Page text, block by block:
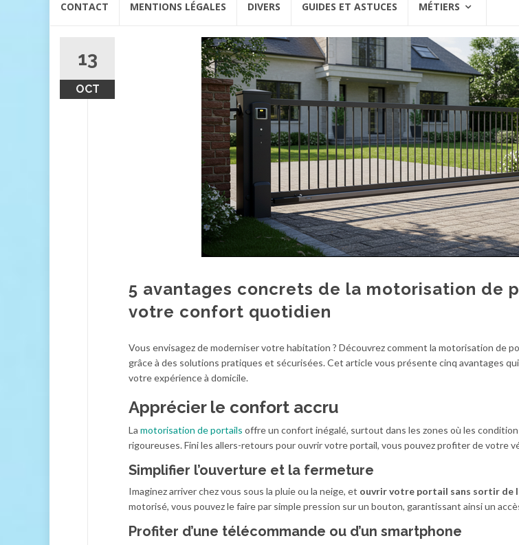
CONTACT MENTIONS LÉGALES DIVERS GUIDES ET ASTUCES MÉTIERS
13
OCT
5 avantages concrets de la motorisation de
votre confort quotidien
Vous envisagez de moderniser votre habitation ? Découvrez comment la motorisation de
grâce à des solutions pratiques et sécurisées. Cet article vous présente cinq avantages
votre expérience à domicile.
Apprécier le confort accru
La motorisation de portails offre un confort inégalé, surtout dans les zones où les
rigoureuses. Fini les allers-retours pour ouvrir votre portail, vous pouvez profiter de votre
Simplifier l’ouverture et la fermeture
Imaginez arriver chez vous sous la pluie ou la neige, et ouvrir votre portail sans sortir de
motorisé, vous pouvez le faire par simple pression sur un bouton, garantissant ainsi un
Profiter d’une télécommande ou d’un smartphone